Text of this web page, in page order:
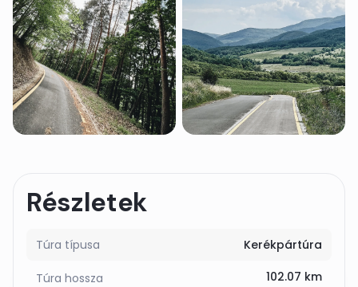
Részletek
Túra típusa Kerékpártúra
Túra hossza 102.07 km